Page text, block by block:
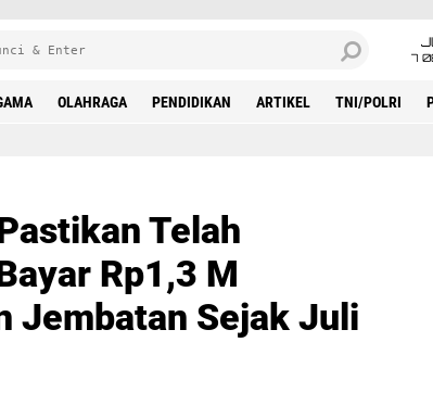
7
OLAHRAGA PENDIDIKAN ARTIKEL TNI/POLRI
Telah
Rp1,3 M
Jembatan Sejak Juli